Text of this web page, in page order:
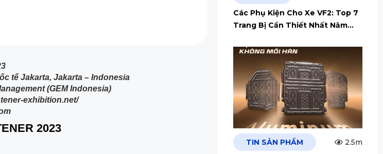
tế Jakarta, Jakarta – Indonesia
(GEM Indonesia)
exhibition.net/
2023
Các Phụ Kiện Cho Xe VF2: Top 7
Trang Bị Cần Thiết Nhất Năm
TIN SẢN PHẨM
2.5m